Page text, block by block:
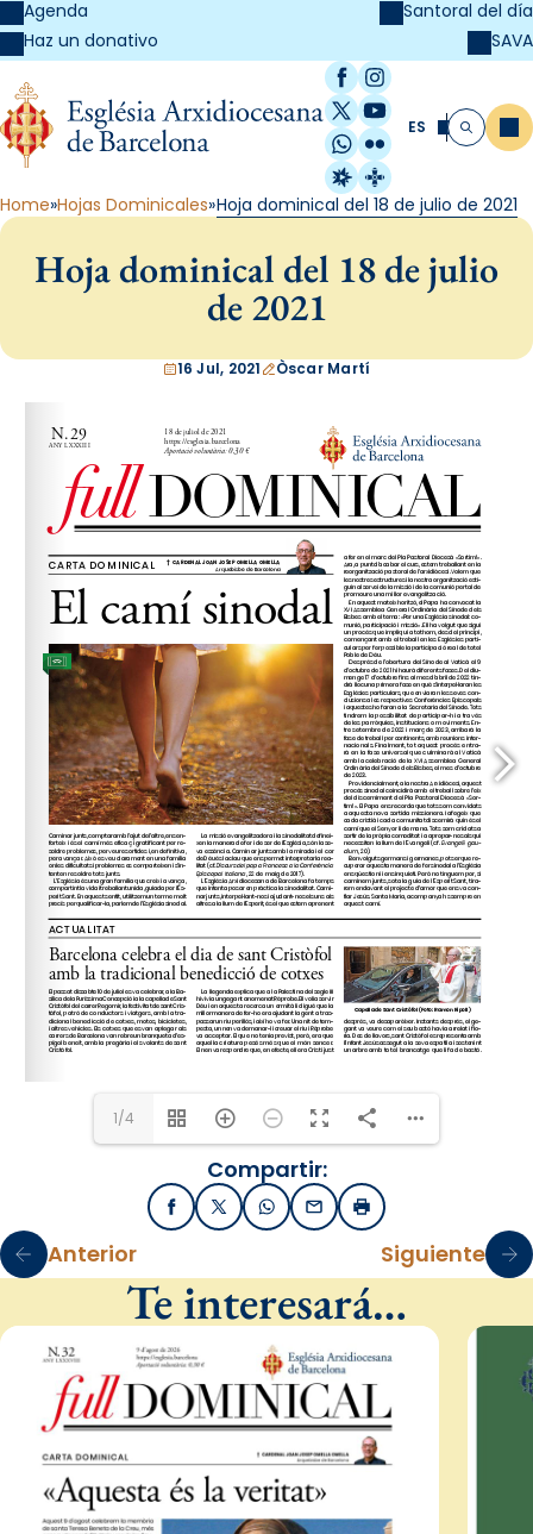
Agenda
Haz un donativo
Santoral del día
SAVA
Facebook
Instagram
X / Twitter
YouTube
WhatsApp
Flickr
Radio Estel
Catalunya
ES Buscar
Home Hojas Dominicales Hoja dominical del 18 de julio de 2021
Hoja dominical del 18 de julio
de 2021
16 Jul, 2021 Òscar Martí
1/4
Compartir:
FacebookX / TwitterWhatsApp
EmailImprimir
Anterior Siguiente
Te interesará…